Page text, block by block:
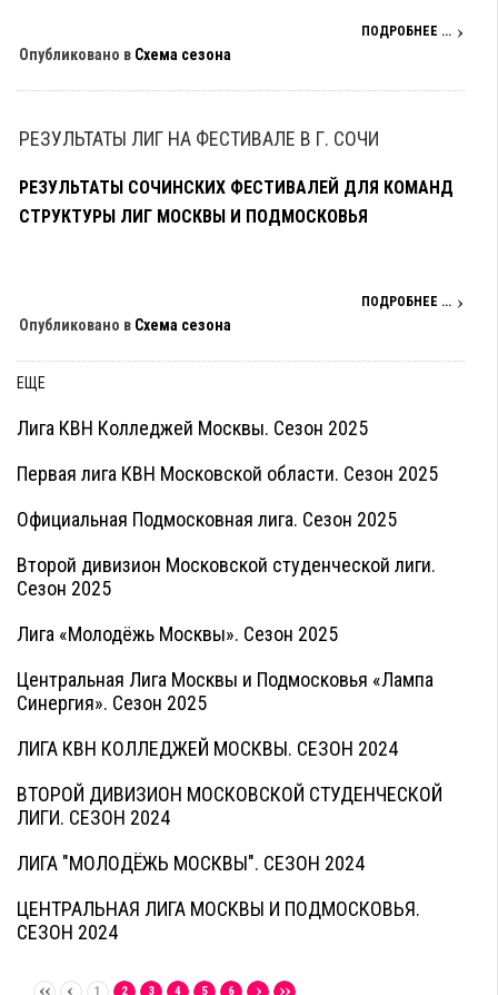
ПОДРОБНЕЕ ...
Опубликовано в Схема сезона
РЕЗУЛЬТАТЫ ЛИГ НА ФЕСТИВАЛЕ В Г. СОЧИ
РЕЗУЛЬТАТЫ СОЧИНСКИХ ФЕСТИВАЛЕЙ ДЛЯ КОМАНД
СТРУКТУРЫ ЛИГ МОСКВЫ И ПОДМОСКОВЬЯ
ПОДРОБНЕЕ ...
Опубликовано в Схема сезона
ЕЩЕ
Лига КВН Колледжей Москвы. Сезон 2025
Первая лига КВН Московской области. Сезон 2025
Официальная Подмосковная лига. Сезон 2025
Второй дивизион Московской студенческой лиги.
Сезон 2025
Лига «Молодёжь Москвы». Сезон 2025
Центральная Лига Москвы и Подмосковья «Лампа
Синергия». Сезон 2025
ЛИГА КВН КОЛЛЕДЖЕЙ МОСКВЫ. СЕЗОН 2024
ВТОРОЙ ДИВИЗИОН МОСКОВСКОЙ СТУДЕНЧЕСКОЙ
ЛИГИ. СЕЗОН 2024
ЛИГА "МОЛОДЁЖЬ МОСКВЫ". СЕЗОН 2024
ЦЕНТРАЛЬНАЯ ЛИГА МОСКВЫ И ПОДМОСКОВЬЯ.
СЕЗОН 2024
1 2 3 4 5 6